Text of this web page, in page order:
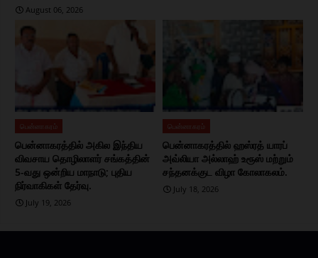
August 06, 2026
பென்னாகரம்
பென்னாகரத்தில் அகில இந்திய
விவசாய தொழிலாளர் சங்கத்தின்
5-வது ஒன்றிய மாநாடு; புதிய
நிர்வாகிகள் தேர்வு.
July 19, 2026
பென்னாகரம்
பென்னாகரத்தில் ஹஸ்ரத் யாரப்
அவ்லியா அல்லாஹ் உரூஸ் மற்றும்
சந்தனக்குட விழா கோலாகலம்.
July 18, 2026